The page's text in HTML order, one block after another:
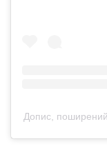
Допис,